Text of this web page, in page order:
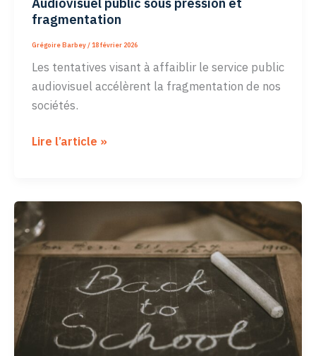
fragmentation
Grégoire Barbey/18 février 2026
Les tentatives visant à affaiblir le service public
audiovisuel accélèrent la fragmentation de nos
sociétés.
Audiovisuel
pression
et
fragmentation
Lire l’article »